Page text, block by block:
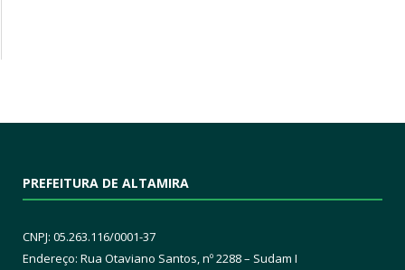
PREFEITURA DE ALTAMIRA
CNPJ: 05.263.116/0001-37
Endereço: Rua Otaviano Santos, nº 2288 – Sudam I